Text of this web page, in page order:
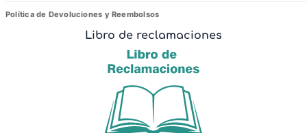
Política de Devoluciones y Reembolsos
Libro de reclamaciones